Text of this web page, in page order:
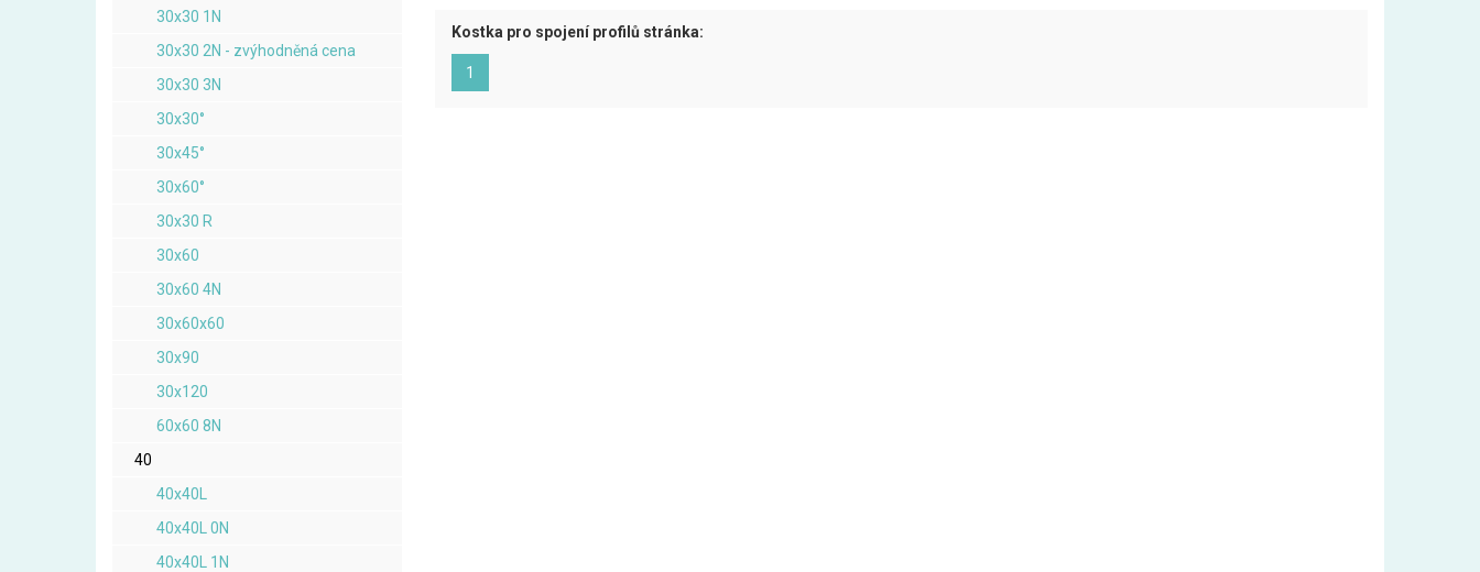
30x30 1N
30x30 2N - zvýhodněná cena
30x30 3N
30x30°
30x45°
30x60°
30x30 R
30x60
30x60 4N
30x60x60
30x90
30x120
60x60 8N
40
40x40L
40x40L 0N
40x40L 1N
Kostka pro spojení profilů stránka:
1